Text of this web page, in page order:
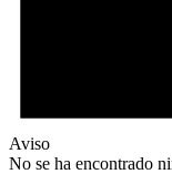
Aviso
No se ha encontrado